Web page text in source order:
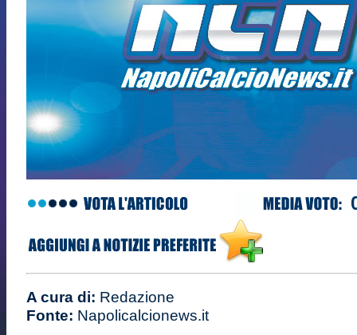
A cura di: Redazione
Fonte: Napolicalcionews.it